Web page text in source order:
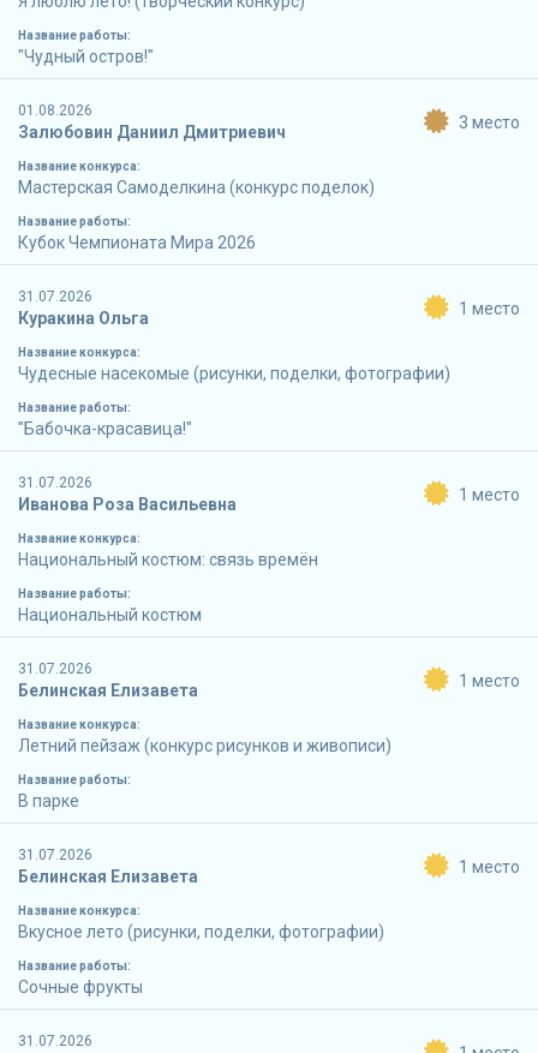
Название работы:
"Чудный остров!"
01.08.2026
Залюбовин Даниил Дмитриевич
Название конкурса:
Мастерская Самоделкина (конкурс поделок)
Название работы:
Кубок Чемпионата Мира 2026
3 место
31.07.2026
Куракина Ольга
Название конкурса:
Чудесные насекомые (рисунки, поделки, фотографии)
Название работы:
"Бабочка-красавица!"
1 место
31.07.2026
Иванова Роза Васильевна
Название конкурса:
Национальный костюм: связь времён
Название работы:
Национальный костюм
1 место
31.07.2026
Белинская Елизавета
Название конкурса:
Летний пейзаж (конкурс рисунков и живописи)
Название работы:
В парке
1 место
31.07.2026
Белинская Елизавета
Название конкурса:
Вкусное лето (рисунки, поделки, фотографии)
Название работы:
Сочные фрукты
1 место
31.07.2026